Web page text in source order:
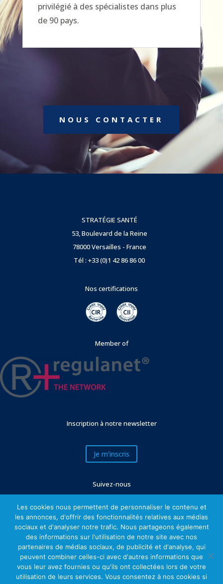
privilégié à des spécialistes dans plus
de 90 pays.
NOUS CONTACTER
STRATÉGIE SANTÉ
53, Boulevard de la Reine
78000 Versailles - France
Tél : +33 (0)1 42 86 86 00
Nos certifications
Member of
Inscription à notre newsletter
Je m'inscris
Suivez-nous
Mentions légales
Les cookies nous permettent de personnaliser le contenu et
les annonces, d'offrir des fonctionnalités relatives aux médias
sociaux et d'analyser notre trafic. Nous partageons également
des informations sur l'utilisation de notre site avec nos
partenaires de médias sociaux, de publicité et d'analyse, qui
peuvent combiner celles-ci avec d'autres informations que
vous leur avez fournies ou qu'ils ont collectées lors de votre
utilisation de leurs services. Vous consentez à nos cookies si